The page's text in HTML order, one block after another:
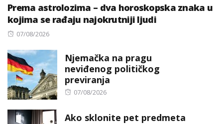
Prema astrolozima – dva horoskopska znaka u
kojima se rađaju najokrutniji ljudi
Posted
07/08/2026
Njemačka na pragu
neviđenog političkog
previranja
Posted
07/08/2026
Ako sklonite pet predmeta